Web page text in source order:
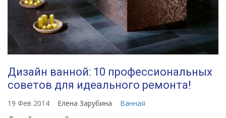
Дизайн ванной: 10 профессиональных
советов для идеального ремонта!
19 Фев 2014 Елена Зарубина Ванная